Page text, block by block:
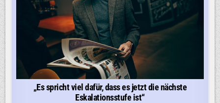
„Es spricht viel dafür, dass es jetzt die nächste
Eskalationsstufe ist“